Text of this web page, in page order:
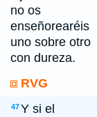
no os
enseñorearéis
uno sobre otro
con dureza.
RVG
47Y si el